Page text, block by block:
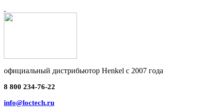
официальный дистрибьютор Henkel с 2007 года
8 800 234-76-22
info@loctech.ru